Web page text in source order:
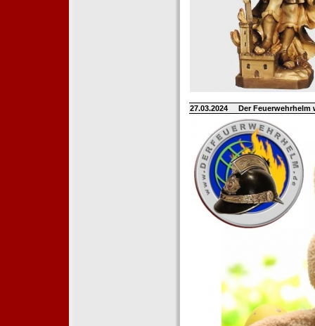
27.03.2024 Der